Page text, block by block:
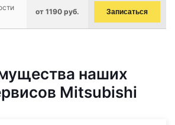
от 1190 руб. Записаться
наших
Mitsubishi